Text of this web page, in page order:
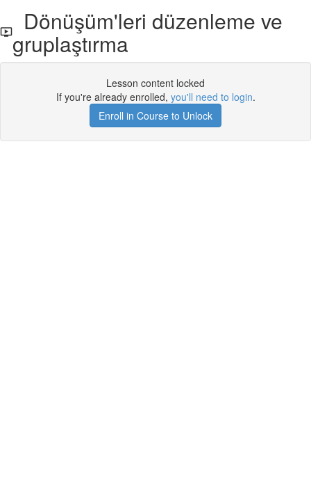
Dönüşüm'leri düzenleme ve
gruplaştırma
Lesson content locked
If you're already enrolled, you'll need to login.
Enroll in Course to Unlock